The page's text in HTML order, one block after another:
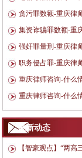
贪污罪数额-重庆律
集资诈骗罪数额-重
强奸罪量刑-重庆律
职务侵占罪-重庆律
重庆律师咨询-什么
重庆律师咨询-什么
最新动态
【智豪观点】“两高